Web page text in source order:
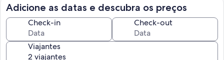
terrace.
Kitchen
The kitchen features a toaster, coffee maker, washing machine,
microwave, refrigerator, stove/hob and oven. There is also a
barbecue
outside.
Adicione as datas e descubra os preços
Check-in Check-out
Viajantes